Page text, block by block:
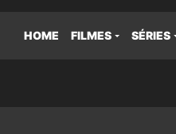
HOME FILMES SÉRIES